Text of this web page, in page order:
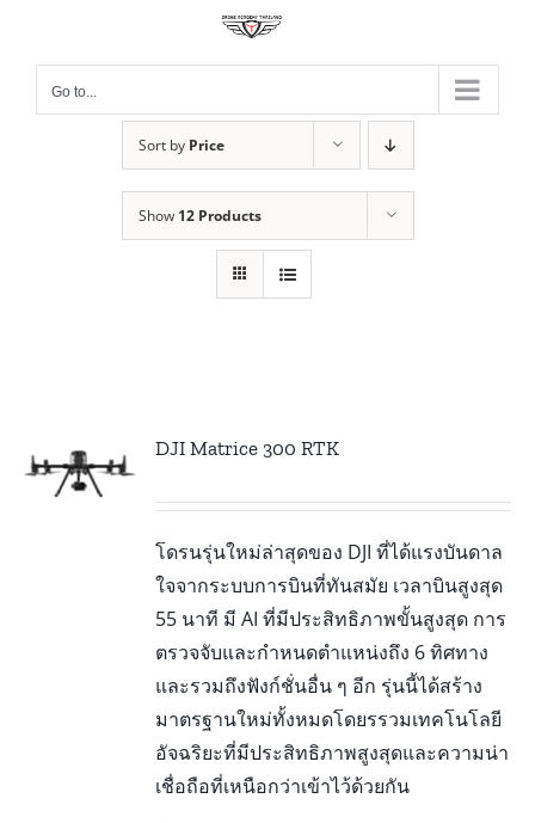
contentGo to...
Sort by Price
Show 12 Products
DJI Matrice 300 RTK
โดรนรุ่นใหม่ล่าสุดของ DJI ที่ได้แรงบันดาล
ใจจากระบบการบินที่ทันสมัย เวลาบินสูงสุด
55 นาที มี AI ที่มีประสิทธิภาพขั้นสูงสุด การ
ตรวจจับและกำหนดตำแหน่งถึง 6 ทิศทาง
และรวมถึงฟังก์ชั่นอื่น ๆ อีก รุ่นนี้ได้สร้าง
มาตรฐานใหม่ทั้งหมดโดยรรวมเทคโนโลยี
อัจฉริยะที่มีประสิทธิภาพสูงสุดและความน่า
เชื่อถือที่เหนือกว่าเข้าไว้ด้วยกัน